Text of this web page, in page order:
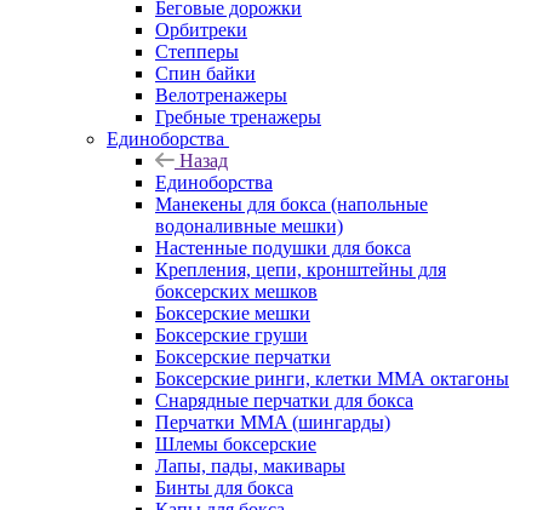
Беговые дорожки
Орбитреки
Степперы
Спин байки
Велотренажеры
Гребные тренажеры
Единоборства
Назад
Единоборства
Манекены для бокса (напольные
водоналивные мешки)
Настенные подушки для бокса
Крепления, цепи, кронштейны для
боксерских мешков
Боксерские мешки
Боксерские груши
Боксерские перчатки
Боксерские ринги, клетки ММА октагоны
Снарядные перчатки для бокса
Перчатки MMA (шингарды)
Шлемы боксерские
Лапы, пады, макивары
Бинты для бокса